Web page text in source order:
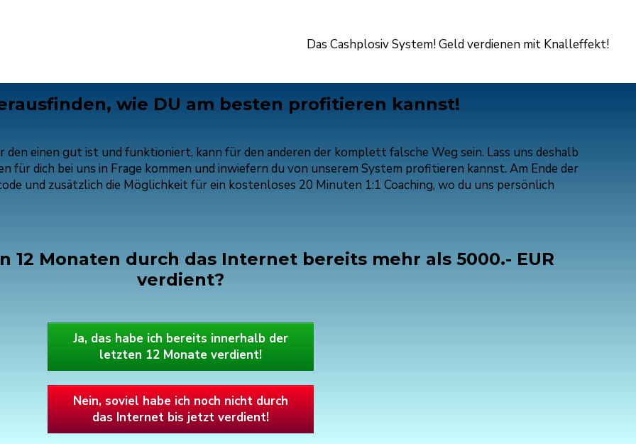
Das Cashplosiv System! Geld verdienen mit Knalleffekt!
wie DU am besten profitieren kannst!
den einen gut ist und funktioniert, kann für den anderen der komplett falsche Weg sein. Lass uns deshalb
für dich bei uns in Frage kommen und inwiefern du von unserem System profitieren kannst. Am Ende der
und zusätzlich die Möglichkeit für ein kostenloses 20 Minuten 1:1 Coaching, wo du uns persönlich
12 Monaten durch das Internet bereits mehr als 5000.- EUR
verdient?
Ja, das habe ich bereits innerhalb der
letzten 12 Monate verdient!
Nein, soviel habe ich noch nicht durch
das Internet bis jetzt verdient!